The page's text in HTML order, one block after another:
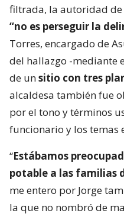
filtrada, la autoridad
“no es perseguir la
Torres, encargado de
del hallazgo -mediante
de unsitio con tres
alcaldesa también fue
por el tono y términos
funcionario y los temas
“Estábamos
potable a las familias
me entero por Jorge
la que no nombró de